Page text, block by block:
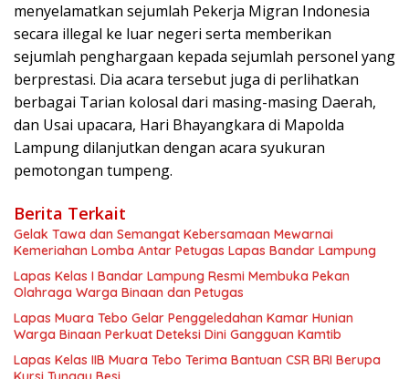
menyelamatkan sejumlah Pekerja Migran Indonesia
secara illegal ke luar negeri serta memberikan
sejumlah penghargaan kepada sejumlah personel yang
berprestasi. Dia acara tersebut juga di perlihatkan
berbagai Tarian kolosal dari masing-masing Daerah,
dan Usai upacara, Hari Bhayangkara di Mapolda
Lampung dilanjutkan dengan acara syukuran
pemotongan tumpeng.
Berita Terkait
Gelak Tawa dan Semangat Kebersamaan Mewarnai
Kemeriahan Lomba Antar Petugas Lapas Bandar Lampung
Lapas Kelas I Bandar Lampung Resmi Membuka Pekan
Olahraga Warga Binaan dan Petugas
Lapas Muara Tebo Gelar Penggeledahan Kamar Hunian
Warga Binaan Perkuat Deteksi Dini Gangguan Kamtib
Lapas Kelas IIB Muara Tebo Terima Bantuan CSR BRI Berupa